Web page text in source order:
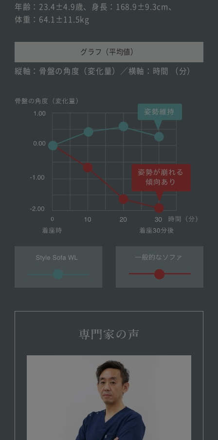
年齢：23.4±4.9歳、身長：168.9±9.3cm、
体重：64.1±11.5kg
グラフ（平均値）
縦軸：骨盤の角度（変化量）／横軸：時間 （分）